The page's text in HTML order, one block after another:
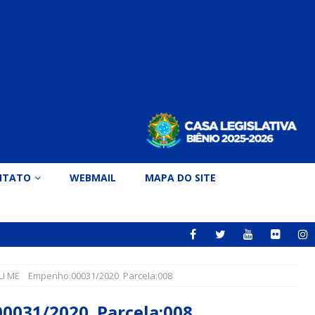
WEBMAIL MAPA DO SITE
ME Empenho:00031/2020 Parcela:008